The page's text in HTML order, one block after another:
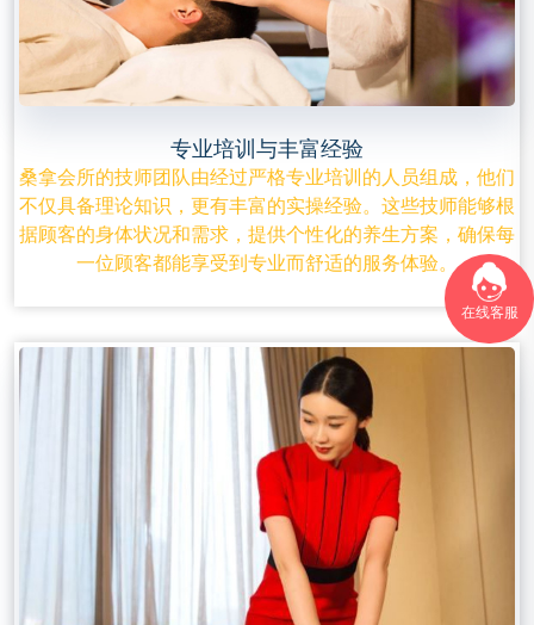
在线客服
专业培训与丰富经验
桑拿会所的技师团队由经过严格专业培训的人员组成，他们
不仅具备理论知识，更有丰富的实操经验。这些技师能够根
据顾客的身体状况和需求，提供个性化的养生方案，确保每
一位顾客都能享受到专业而舒适的服务体验。